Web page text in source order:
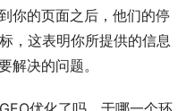
你的页面之后，他们的停
，这表明你所提供的信息
解决的问题。